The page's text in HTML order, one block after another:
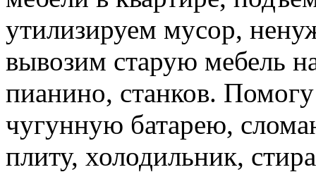
утилизируем мусор,
вывозим старую мебель
пианино, станков.
чугунную батарею,
плиту, холодильник,